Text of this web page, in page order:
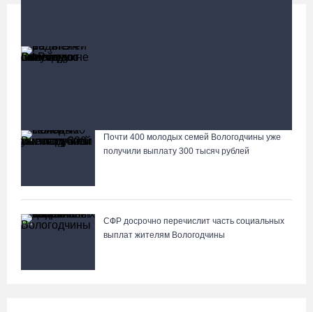
Лазерную проекцию на пешеходных переходах сделают в
Почти 400 молодых семей Вологодчины уже
получили выплату 300 тысяч рублей
СФР досрочно перечислит часть социальных
выплат жителям Вологодчины